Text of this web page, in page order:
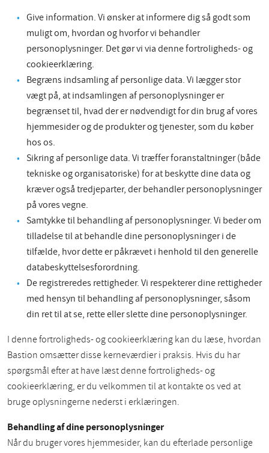
Give information. Vi ønsker at informere dig så godt som
muligt om, hvordan og hvorfor vi behandler
personoplysninger. Det gør vi via denne fortroligheds- og
cookieerklæring.
Begræns indsamling af personlige data. Vi lægger stor
vægt på, at indsamlingen af personoplysninger er
begrænset til, hvad der er nødvendigt for din brug af vores
hjemmesider og de produkter og tjenester, som du køber
hos os.
Sikring af personlige data. Vi træffer foranstaltninger (både
tekniske og organisatoriske) for at beskytte dine data og
kræver også tredjeparter, der behandler personoplysninger
på vores vegne.
Samtykke til behandling af personoplysninger. Vi beder om
tilladelse til at behandle dine personoplysninger i de
tilfælde, hvor dette er påkrævet i henhold til den generelle
databeskyttelsesforordning.
De registreredes rettigheder. Vi respekterer dine rettigheder
med hensyn til behandling af personoplysninger, såsom
din ret til at se, rette eller slette dine personoplysninger.
I denne fortroligheds- og cookieerklæring kan du læse, hvordan
Bastion omsætter disse kerneværdier i praksis. Hvis du har
spørgsmål efter at have læst denne fortroligheds- og
cookieerklæring, er du velkommen til at kontakte os ved at
bruge oplysningerne nederst i erklæringen.
Behandling af dine personoplysninger
Når du bruger vores hjemmesider, kan du efterlade personlige